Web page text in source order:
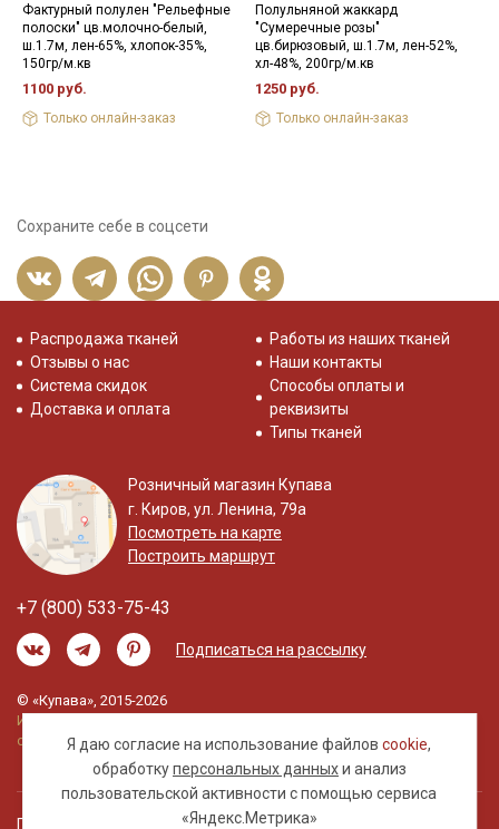
Фактурный полулен "Рельефные
полоски" цв.молочно-белый,
ш.1.7м, лен-65%, хлопок-35%,
150гр/м.кв
1100 руб.
Только онлайн-заказ
Полульняной жаккард
"Сумеречные розы"
цв.бирюзовый, ш.1.7м, лен-52%,
хл-48%, 200гр/м.кв
1250 руб.
Только онлайн-заказ
Сохраните себе в соцсети
Я даю согласие на использование файловcookie,
обработкуперсональных данныхи анализ
пользовательской активности с помощью сервиса
«Яндекс.Метрика»
Распродажа тканей
Отзывы о нас
Система скидок
Доставка и оплата
Работы из наших тканей
Наши контакты
Способы оплаты и
реквизиты
Типы тканей
Розничный магазин Купава
г. Киров, ул. Ленина, 79а
Посмотреть на карте
Построить маршрут
+7 (800) 533-75-43
Подписаться на рассылку
© «Купава», 2015-2026
Информация на сайте не является публичной
офертой.
Правовая информация